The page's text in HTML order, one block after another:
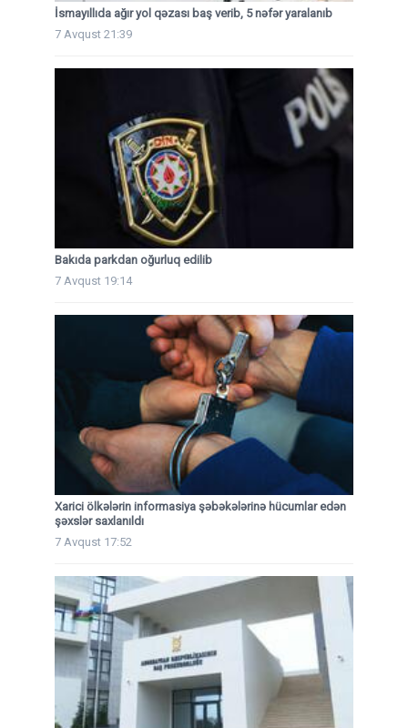
İsmayıllıda ağır yol qəzası baş verib, 5 nəfər yaralanıb
7 Avqust 21:39
Bakıda parkdan oğurluq edilib
7 Avqust 19:14
Xarici ölkələrin informasiya şəbəkələrinə hücumlar edən
şəxslər saxlanıldı
7 Avqust 17:52